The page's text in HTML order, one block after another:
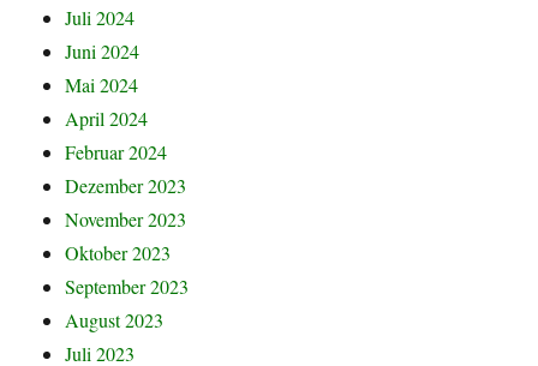
Juli 2024
Juni 2024
Mai 2024
April 2024
Februar 2024
Dezember 2023
November 2023
Oktober 2023
September 2023
August 2023
Juli 2023